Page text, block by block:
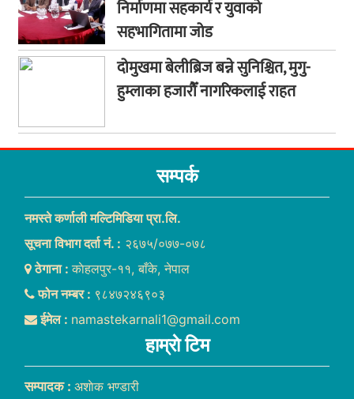
निर्माणमा सहकार्य र युवाको
सहभागितामा जोड
दोमुखमा बेलीब्रिज बन्ने सुनिश्चित, मुगु-
हुम्लाका हजारौँ नागरिकलाई राहत
सम्पर्क
नमस्ते कर्णाली मल्टिमिडिया प्रा.लि.
सूचना विभाग दर्ता नं. : २६७५/०७७-०७८
ठेगाना :काेहलपुर-११, बाँके, नेपाल
फोन नम्बर : ९८४७२४६९०३
ईमेल : namastekarnali1@gmail.com
हाम्राे टिम
सम्पादक : अशाेक भण्डारी